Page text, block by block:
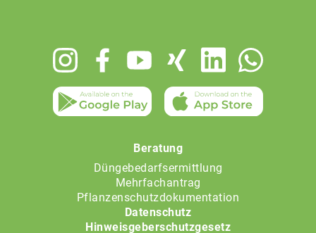
Beratung
Düngebedarfsermittlung
Mehrfachantrag
Pflanzenschutzdokumentation
Datenschutz
Hinweisgeberschutzgesetz